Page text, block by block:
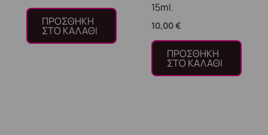
ΠΡΟΣΘΉΚΗ
ΣΤΟ ΚΑΛΆΘΙ
15ml.
10,00€
ΠΡΟΣΘΉΚΗ
ΣΤΟ ΚΑΛΆΘΙ